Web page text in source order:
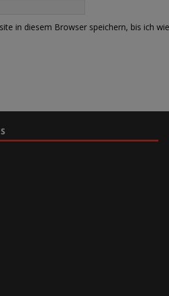
in diesem Browser speichern, bis ich